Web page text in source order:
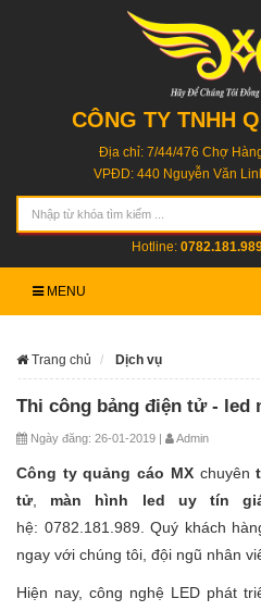
CÔNG TY TNHH
Địa chỉ: 7/44/476 Chợ
VPĐD: 440 Nguyễn Văn
Hotline:
MENU
Trang chủ Dịch vụ
Thi công bảng điện tử - led
Ngày đăng: 26-01-2019 | Admin
Công ty quảng cáo MXchuyên
tử, màn hình led uy tín
hệ: 0782.181.989. Quý khách
ngay với chúng tôi, đội ngũ nhân
Hiện nay, công nghệ LED phát